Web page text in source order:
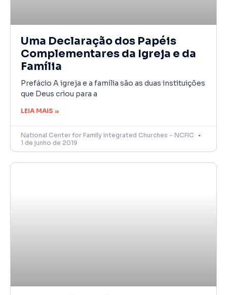
Uma Declaração dos Papéis
Complementares da Igreja e da
Família
Prefácio A igreja e a família são as duas instituições
que Deus criou para a
LEIA MAIS »
National Center for Family Integrated Churches - NCFIC
1 de junho de 2019